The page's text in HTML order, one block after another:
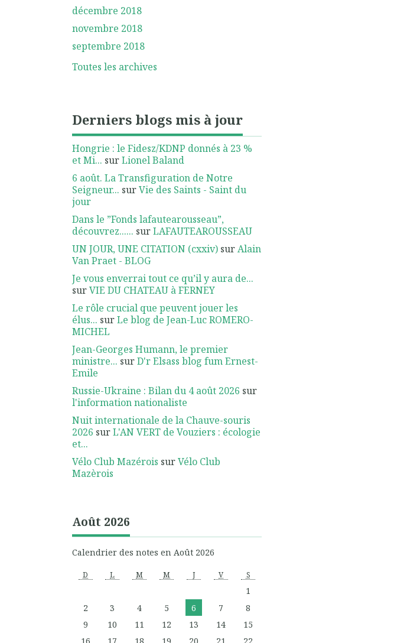
décembre 2018
novembre 2018
septembre 2018
Toutes les archives
Derniers blogs mis à jour
Hongrie : le Fidesz/KDNP donnés à 23 %
et Mi... surLionel Baland
6 août. La Transfiguration de Notre
Seigneur... surVie des Saints - Saint du
jour
Dans le ”Fonds lafautearousseau”,
découvrez...... surLAFAUTEAROUSSEAU
UN JOUR, UNE CITATION (cxxiv) surAlain
Van Praet - BLOG
Je vous enverrai tout ce qu’il y aura de...
surVIE DU CHATEAU à FERNEY
Le rôle crucial que peuvent jouer les
élus... surLe blog de Jean-Luc ROMERO-
MICHEL
Jean-Georges Humann, le premier
ministre... surD'r Elsass blog fum Ernest-
Emile
Russie-Ukraine : Bilan du 4 août 2026 sur
l'information nationaliste
Nuit internationale de la Chauve-souris
2026 surL'AN VERT de Vouziers : écologie
et...
Vélo Club Mazérois surVélo Club
Mazèrois
Août 2026
Calendrier des notes en Août 2026
D L M M J V S
1
2
3 4 5 6 7
8
9
10 11 12 13 14
15